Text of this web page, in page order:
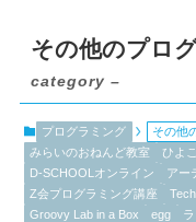
その他のプロ
category –
プログラミング
その他
みらいのおねんど教室
ひよ
D-SCHOOLオンライン
アー
Z会プログラミング講座
Groovy Lab in a Box
egg